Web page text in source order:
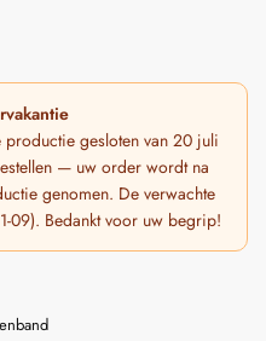
gesloten van 20 juli
— uw order wordt na
genomen. De verwachte
09). Bedankt voor uw begrip!